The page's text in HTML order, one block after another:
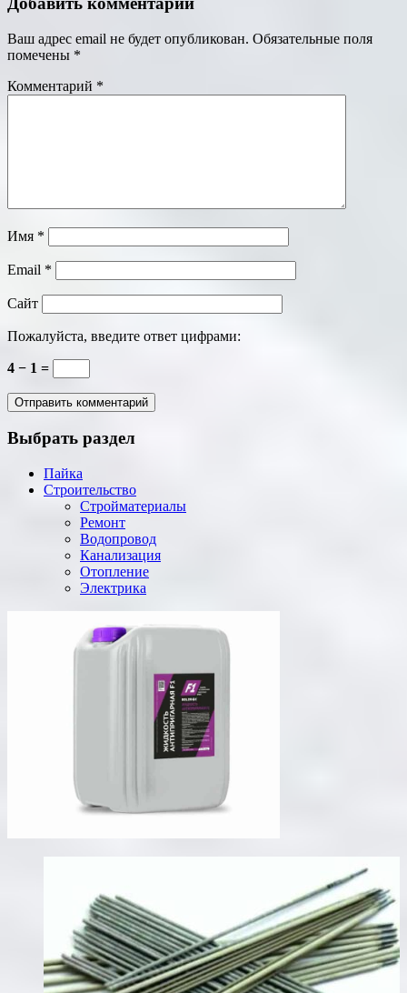
Ваш адрес email не будет опубликован. Обязательные поля
помечены *
Комментарий *
Имя *
Email *
Сайт
Пожалуйста, введите ответ цифрами:
4 − 1 =
Выбрать раздел
Пайка
Строительство
Стройматериалы
Ремонт
Водопровод
Канализация
Отопление
Электрика